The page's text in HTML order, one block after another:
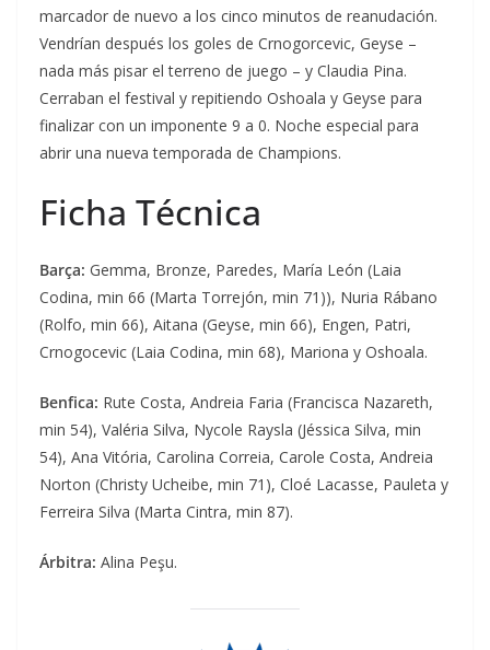
marcador de nuevo a los cinco minutos de reanudación.
Vendrían después los goles de Crnogorcevic, Geyse –
nada más pisar el terreno de juego – y Claudia Pina.
Cerraban el festival y repitiendo Oshoala y Geyse para
finalizar con un imponente 9 a 0. Noche especial para
abrir una nueva temporada de Champions.
Ficha Técnica
Barça: Gemma, Bronze, Paredes, María León (Laia
Codina, min 66 (Marta Torrejón, min 71)), Nuria Rábano
(Rolfo, min 66), Aitana (Geyse, min 66), Engen, Patri,
Crnogocevic (Laia Codina, min 68), Mariona y Oshoala.
Benfica: Rute Costa, Andreia Faria (Francisca Nazareth,
min 54), Valéria Silva, Nycole Raysla (Jéssica Silva, min
54), Ana Vitória, Carolina Correia, Carole Costa, Andreia
Norton (Christy Ucheibe, min 71), Cloé Lacasse, Pauleta y
Ferreira Silva (Marta Cintra, min 87).
Árbitra: Alina Peşu.